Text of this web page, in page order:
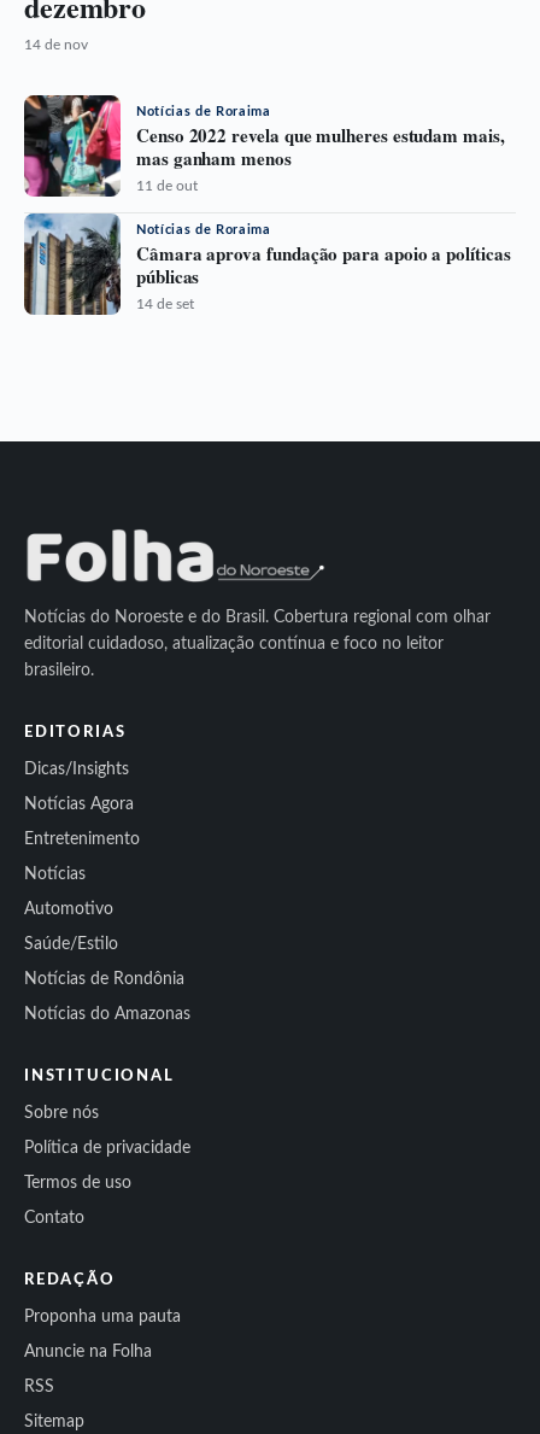
14 de nov
Notícias de Roraima
Censo 2022 revela que mulheres estudam mais,
mas ganham menos
11 de out
Notícias de Roraima
Câmara aprova fundação para apoio a políticas
públicas
14 de set
Notícias do Noroeste e do Brasil. Cobertura regional com olhar
editorial cuidadoso, atualização contínua e foco no leitor
brasileiro.
EDITORIAS
Dicas/Insights
Notícias Agora
Entretenimento
Notícias
Automotivo
Saúde/Estilo
Notícias de Rondônia
Notícias do Amazonas
INSTITUCIONAL
Sobre nós
Política de privacidade
Termos de uso
Contato
REDAÇÃO
Proponha uma pauta
Anuncie na Folha
RSS
Sitemap